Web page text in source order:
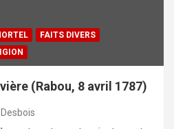
FAITS DIVERS
(Rabou, 8 avril 1787)